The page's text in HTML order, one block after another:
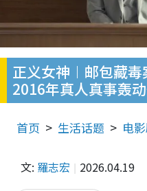
正义女神︱邮包藏
2016年真人真事轰
首页 生活话题 电
文: 羅志宏 2026.04.19